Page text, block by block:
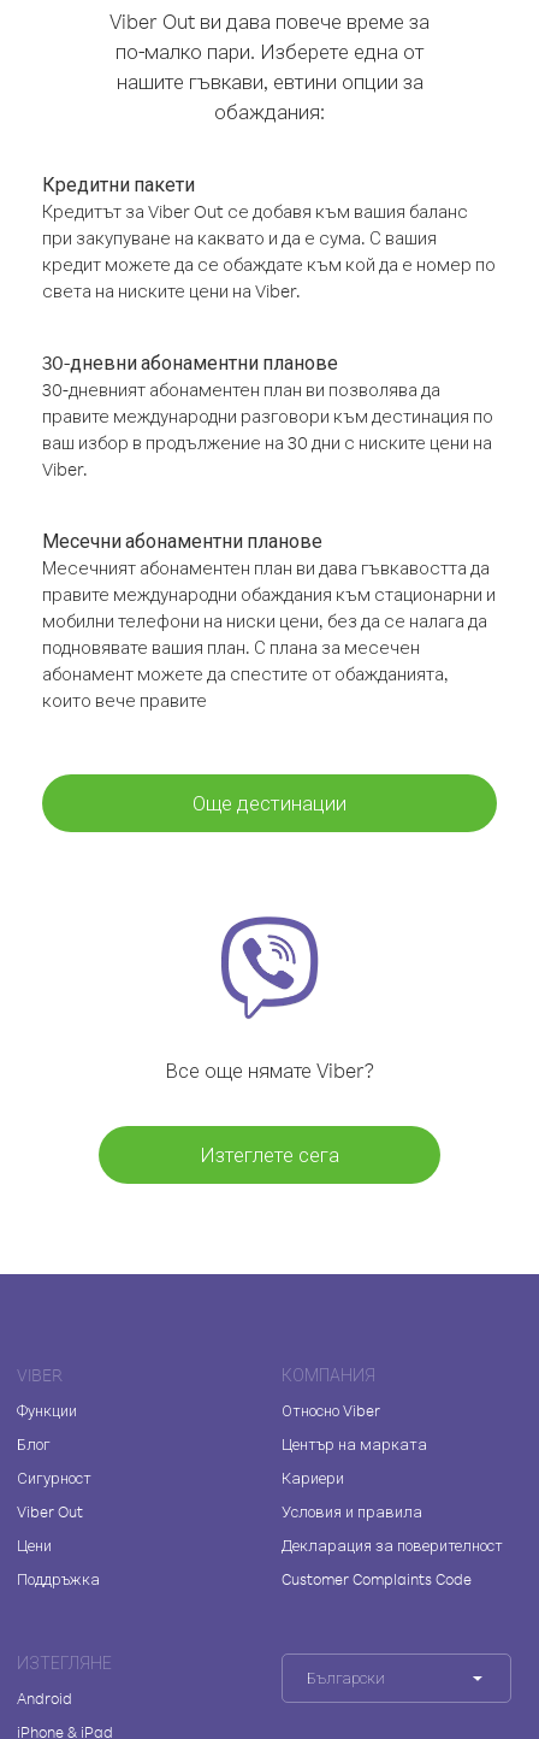
Viber Out ви дава повече време за
по-малко пари. Изберете една от
нашите гъвкави, евтини опции за
обаждания:
Кредитни пакети
Кредитът за Viber Out се добавя към вашия баланс
при закупуване на каквато и да е сума. С вашия
кредит можете да се обаждате към кой да е номер по
света на ниските цени на Viber.
30-дневни абонаментни планове
30-дневният абонаментен план ви позволява да
правите международни разговори към дестинация по
ваш избор в продължение на 30 дни с ниските цени на
Viber.
Месечни абонаментни планове
Месечният абонаментен план ви дава гъвкавостта да
правите международни обаждания към стационарни и
мобилни телефони на ниски цени, без да се налага да
подновявате вашия план. С плана за месечен
абонамент можете да спестите от обажданията,
които вече правите
Още дестинации
Все още нямате Viber?
Изтеглете сега
VIBER
Функции
Блог
Сигурност
Viber Out
Цени
Поддръжка
КОМПАНИЯ
Относно Viber
Център на марката
Кариери
Условия и правила
Декларация за поверителност
Customer Complaints Code
ИЗТЕГЛЯНЕ
Android
iPhone & iPad
Български